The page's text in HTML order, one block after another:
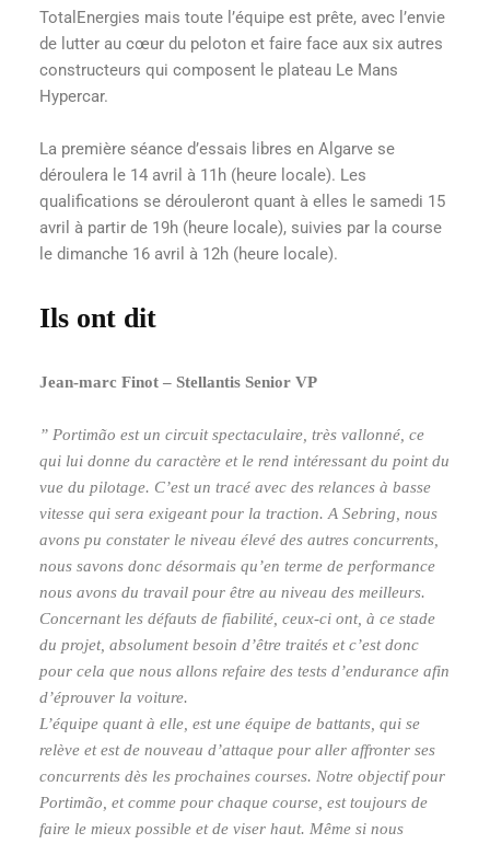
TotalEnergies mais toute l’équipe est prête, avec l’envie
de lutter au cœur du peloton et faire face aux six autres
constructeurs qui composent le plateau Le Mans
Hypercar.
La première séance d’essais libres en Algarve se
déroulera le 14 avril à 11h (heure locale). Les
qualifications se dérouleront quant à elles le samedi 15
avril à partir de 19h (heure locale), suivies par la course
le dimanche 16 avril à 12h (heure locale).
Ils ont dit
Jean-marc Finot – Stellantis Senior VP
” Portimão est un circuit spectaculaire, très vallonné, ce
qui lui donne du caractère et le rend intéressant du point du
vue du pilotage. C’est un tracé avec des relances à basse
vitesse qui sera exigeant pour la traction. A Sebring, nous
avons pu constater le niveau élevé des autres concurrents,
nous savons donc désormais qu’en terme de performance
nous avons du travail pour être au niveau des meilleurs.
Concernant les défauts de fiabilité, ceux-ci ont, à ce stade
du projet, absolument besoin d’être traités et c’est donc
pour cela que nous allons refaire des tests d’endurance afin
d’éprouver la voiture.
L’équipe quant à elle, est une équipe de battants, qui se
relève et est de nouveau d’attaque pour aller affronter ses
concurrents dès les prochaines courses. Notre objectif pour
Portimão, et comme pour chaque course, est toujours de
faire le mieux possible et de viser haut. Même si nous